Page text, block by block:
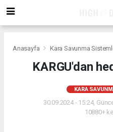
Anasayfa Kara Savunma
KARGU'dan
KARA
30.09.2024 - 15:24,
10880+